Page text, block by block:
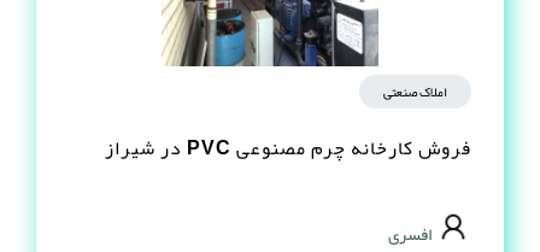
املاک صنعتی
فروش کارخانه چرم مصنوعى PVC در شیراز
افسری